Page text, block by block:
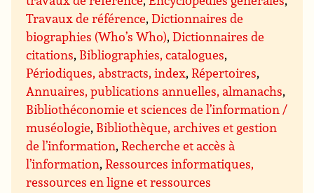
Travaux de référence,Dictionnaires de
biographies (Who’s Who),Dictionnaires de
citations, Bibliographies, catalogues,
Périodiques, abstracts, index,Répertoires,
Annuaires, publications annuelles, almanachs,
Bibliothéconomie et sciences de l’information /
muséologie, Bibliothèque, archives et gestion
de l’information,Recherche et accès à
l’information,Ressources informatiques,
ressources en ligne et ressources